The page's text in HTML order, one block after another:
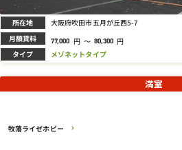
所在地 大阪府吹田市五月が丘西5-7
月額賃料 77,000 円 ～ 80,300 円
タイプ メゾネットタイプ
牧落ライゼホビー
満室